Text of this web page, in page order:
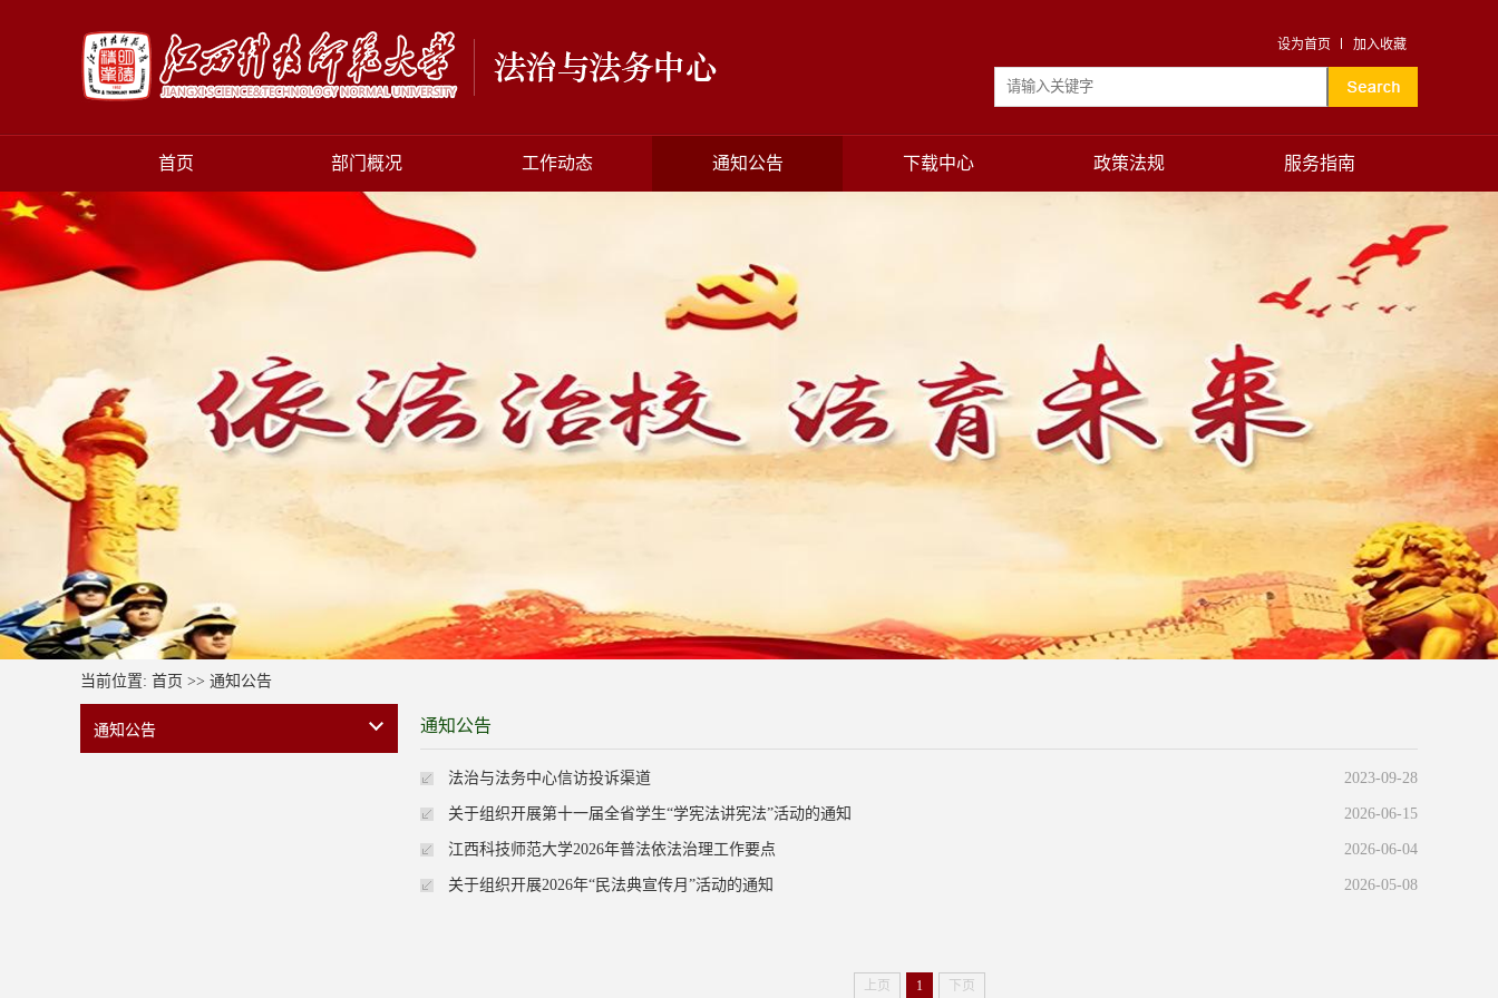
设为首页 加入收藏
首页 部门概况 工作动态 通知公告 下载中心 政策法规 服务指南
当前位置: 首页 >> 通知公告
通知公告 通知公告
法治与法务中心信访投诉渠道 2023-09-28
关于组织开展第十一届全省学生“学宪法讲宪法”活动的通知 2026-06-15
江西科技师范大学2026年普法依法治理工作要点 2026-06-04
关于组织开展2026年“民法典宣传月”活动的通知 2026-05-08
上页 1 下页